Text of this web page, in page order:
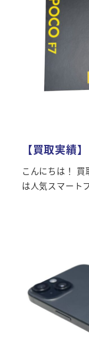
【買取実績
こんにちは！
は人気スマート